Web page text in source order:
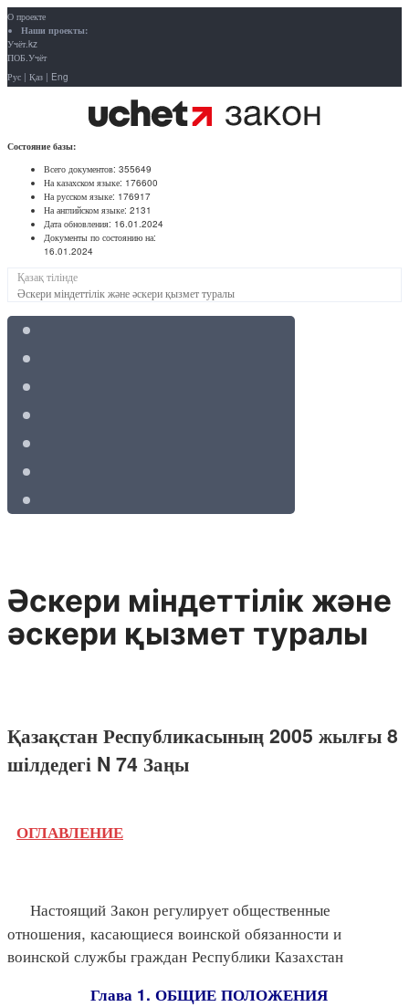
О проекте
Наши проекты:
Учёт.kz
ПОБ.Учёт
Рус | Қаз | Eng
Состояние базы:
Всего документов: 355649
На казахском языке: 176600
На русском языке: 176917
На английском языке: 2131
Дата обновления: 16.01.2024
Документы по состоянию на:
16.01.2024
Қазақ тілінде
Әскери міндеттілік және әскери қызмет туралы
Әскери міндеттілік және
әскери қызмет туралы
Қазақстан Республикасының 2005 жылғы 8
шілдедегі N 74 Заңы
ОГЛАВЛЕНИЕ
Настоящий Закон регулирует общественные
отношения, касающиеся воинской обязанности и
воинской службы граждан Республики Казахстан
Глава 1. ОБЩИЕ ПОЛОЖЕНИЯ